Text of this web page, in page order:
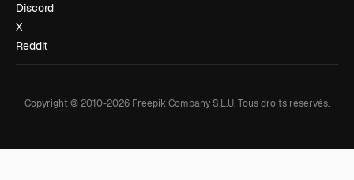
Discord
X
Reddit
Copyright © 2010-2026 Freepik Company S.L.U.Tous droits réservés.